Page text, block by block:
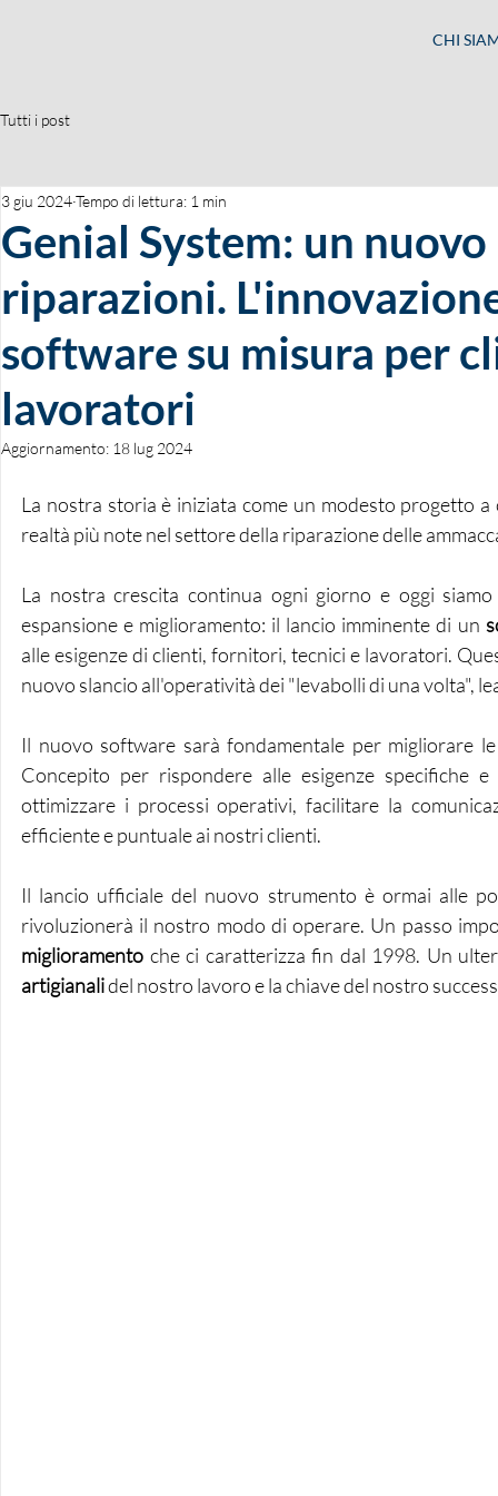
CHI
Tutti i post
Genial System: un
riparazioni.
software su misura per
lavoratori
3 giu 2024Tempo di lettura: 1 min
Aggiornamento: 18 lug 2024
La nostra storia è iniziata come un modesto progetto
realtà più note nel settore della riparazione delle
La nostra crescita continua ogni giorno e oggi
espansione e miglioramento: il lancio imminente di un
alle esigenze di clienti, fornitori, tecnici e lavoratori.
nuovo slancio all'operatività dei "levabolli di una volta",
Il nuovo software sarà fondamentale per migliorare
Concepito per rispondere alle esigenze specifiche
ottimizzare i processi operativi, facilitare la
efficiente e puntuale ai nostri clienti.
Il lancio ufficiale del nuovo strumento è ormai alle
rivoluzionerà il nostro modo di operare. Un passo
miglioramento che ci caratterizza fin dal 1998. Un
artigianali del nostro lavoro e la chiave del nostro